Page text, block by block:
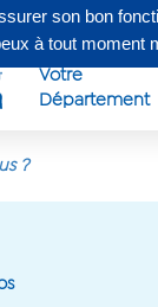
30 30, du lundi au
Votre
Département
son bon
à tout